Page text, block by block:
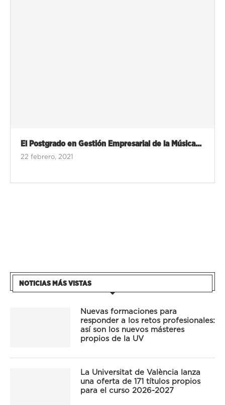
El Postgrado en Gestión Empresarial de la Música...
22 febrero, 2021
NOTICIAS MÁS VISTAS
Nuevas formaciones para
responder a los retos profesionales:
así son los nuevos másteres
propios de la UV
La Universitat de València lanza
una oferta de 171 títulos propios
para el curso 2026-2027